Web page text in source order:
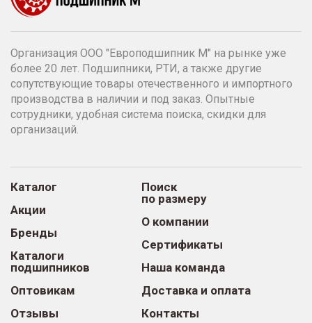
Организация ООО "Европодшипник М" на рынке уже
более 20 лет. Подшипники, РТИ, а также другие
сопутствующие товары отечественного и импортного
производства в наличии и под заказ. Опытные
сотрудники, удобная система поиска, скидки для
организаций.
Каталог
Акции
Бренды
Каталоги
подшипников
Оптовикам
Отзывы
Поиск
по размеру
О компании
Сертификаты
Наша команда
Доставка и оплата
Контакты